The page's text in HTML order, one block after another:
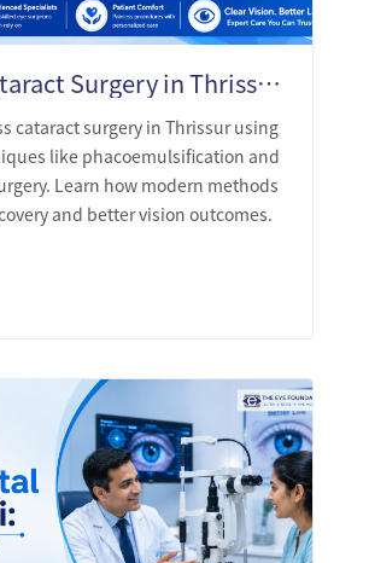
Painless Cataract Surgery in Thrissur: What Modern Technique Actually Looks Like
cataract surgery in Thrissur using
like phacoemulsification and
Learn how modern methods
and better vision outcomes.